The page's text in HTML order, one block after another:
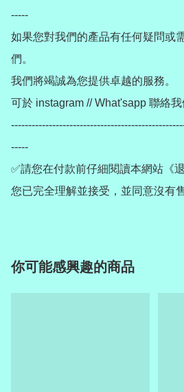
-----
如果您對我們的產品有任何疑問或
們。
我們將竭誠為您提供卓越的服務。
可於 instagram // What'sapp 聯絡我
-----
✅請您在付款前仔細閱讀本網站《
您已完全理解並接受，並同意沒有
你可能感興趣的商品